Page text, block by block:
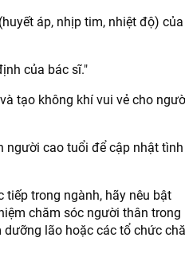
áp, nhịp tim, nhiệt độ) của
của bác sĩ."
tạo không khí vui vẻ cho
người cao tuổi để cập nhật tình
trong ngành, hãy nêu bật
chăm sóc người thân trong
lão hoặc các tổ chức